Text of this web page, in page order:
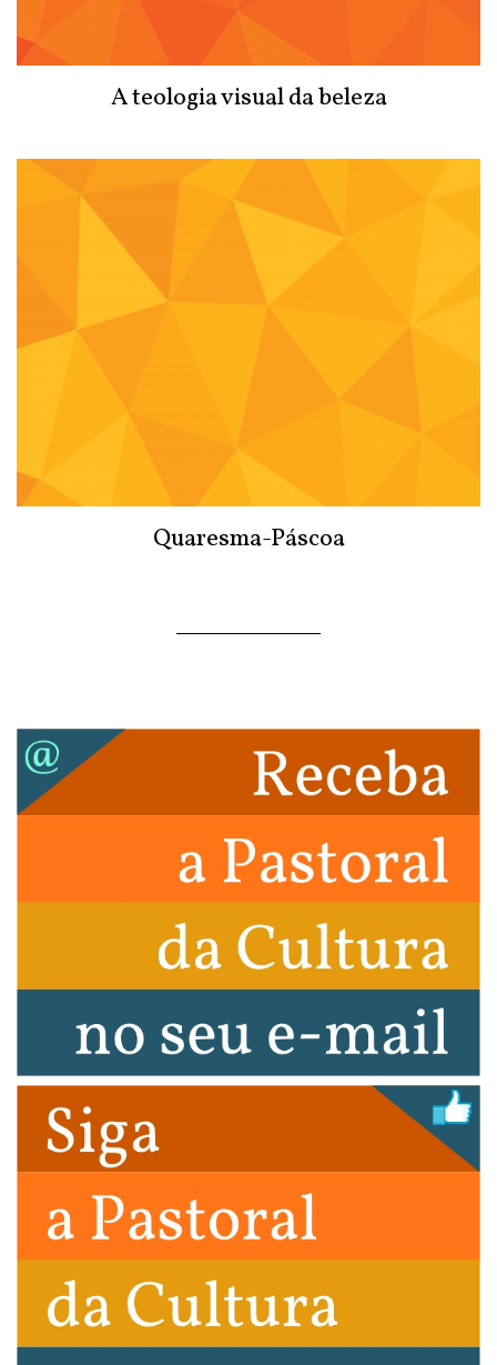
A teologia visual da beleza
Quaresma-Páscoa